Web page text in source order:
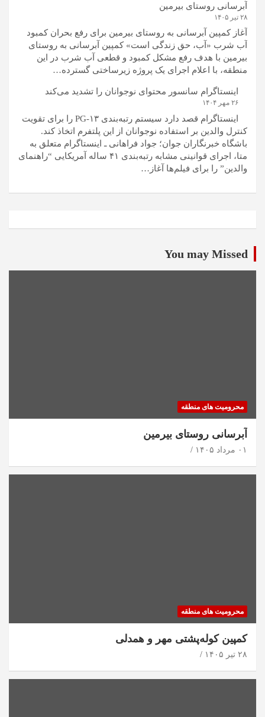
آبرسانی روستای بیرمین
۲۸ تیر ۱۴۰۵
آغاز کمپین آبرسانی به روستای بیرمین برای رفع بحران کمبود
آب شرب «آب، حق زندگی است» کمپین آبرسانی به روستای
بیرمین با هدف رفع مشکل کمبود و قطعی آب شرب در این
منطقه، با اعلام اجرای یک پروژه زیرساختی گسترده…
اینستاگرام سانسور محتوای نوجوانان را تشدید می‌کند
۲۶ مهر ۱۴۰۴
اینستاگرام قصد دارد سیستم رتبه‌بندی PG-۱۳ را برای تقویت
کنترل والدین بر استفاده نوجوانان از این پلتفرم اتخاذ کند.
باشگاه خبرنگاران جوان؛ جواد فراهانی ـ اینستاگرام متعلق به
متا، اجرای قوانینی مشابه رتبه‌بندی ۴۱ ساله آمریکایی “راهنمای
والدین” را برای فیلم‌ها آغاز…
You may Missed
محرومیت های منطقه
آبرسانی روستای بیرمین
۰۱ مرداد ۱۴۰۵
محرومیت های منطقه
کمپین کوله‌پشتی مهر و همدلی
۲۸ تیر ۱۴۰۵